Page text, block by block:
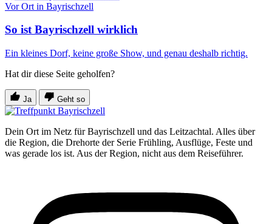
Vor Ort in Bayrischzell
So ist Bayrischzell wirklich
Ein kleines Dorf, keine große Show, und genau deshalb richtig.
Hat dir diese Seite geholfen?
Ja Geht so
Dein Ort im Netz für Bayrischzell und das Leitzachtal. Alles über
die Region, die Drehorte der Serie Frühling, Ausflüge, Feste und
was gerade los ist. Aus der Region, nicht aus dem Reiseführer.